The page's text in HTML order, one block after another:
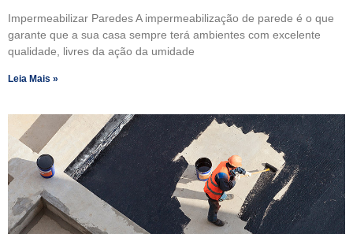
Impermeabilizar Paredes A impermeabilização de parede é o que
garante que a sua casa sempre terá ambientes com excelente
qualidade, livres da ação da umidade
Leia Mais »